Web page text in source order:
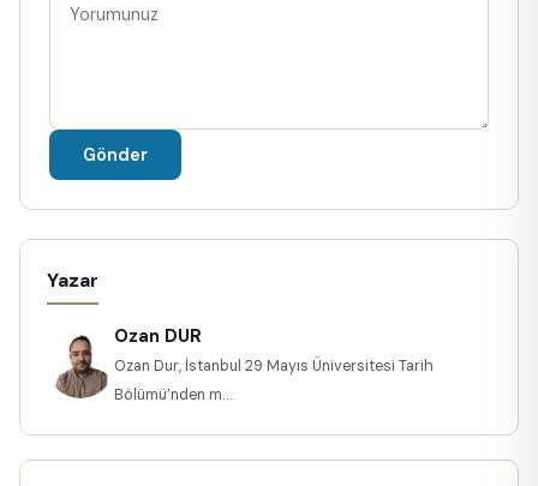
Gönder
Yazar
Ozan DUR
Ozan Dur, İstanbul 29 Mayıs Üniversitesi Tarih
Bölümü’nden m...